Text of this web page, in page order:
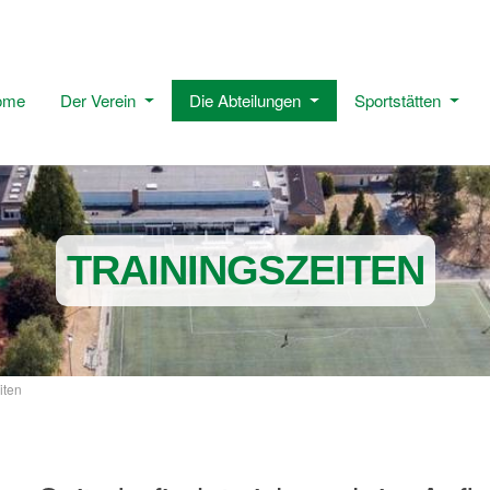
Der Verein Die Abteilungen Sportstätten
TRAININGSZEITEN